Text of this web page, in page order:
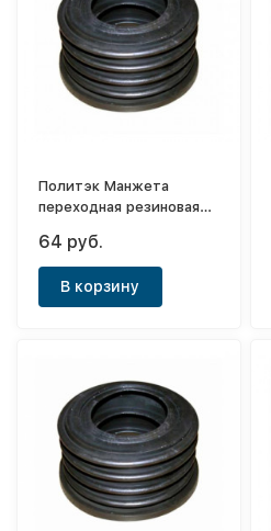
Политэк Манжета
переходная резиновая
64 руб.
В корзину